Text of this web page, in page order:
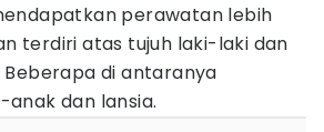
perawatan lebih
terdiri atas tujuh laki-laki dan
di antaranya
dan lansia.